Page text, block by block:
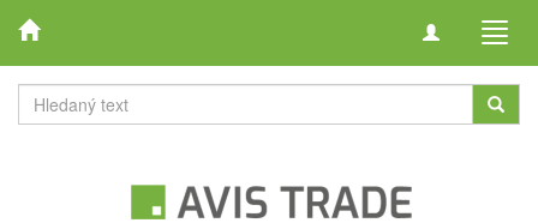
Toggle